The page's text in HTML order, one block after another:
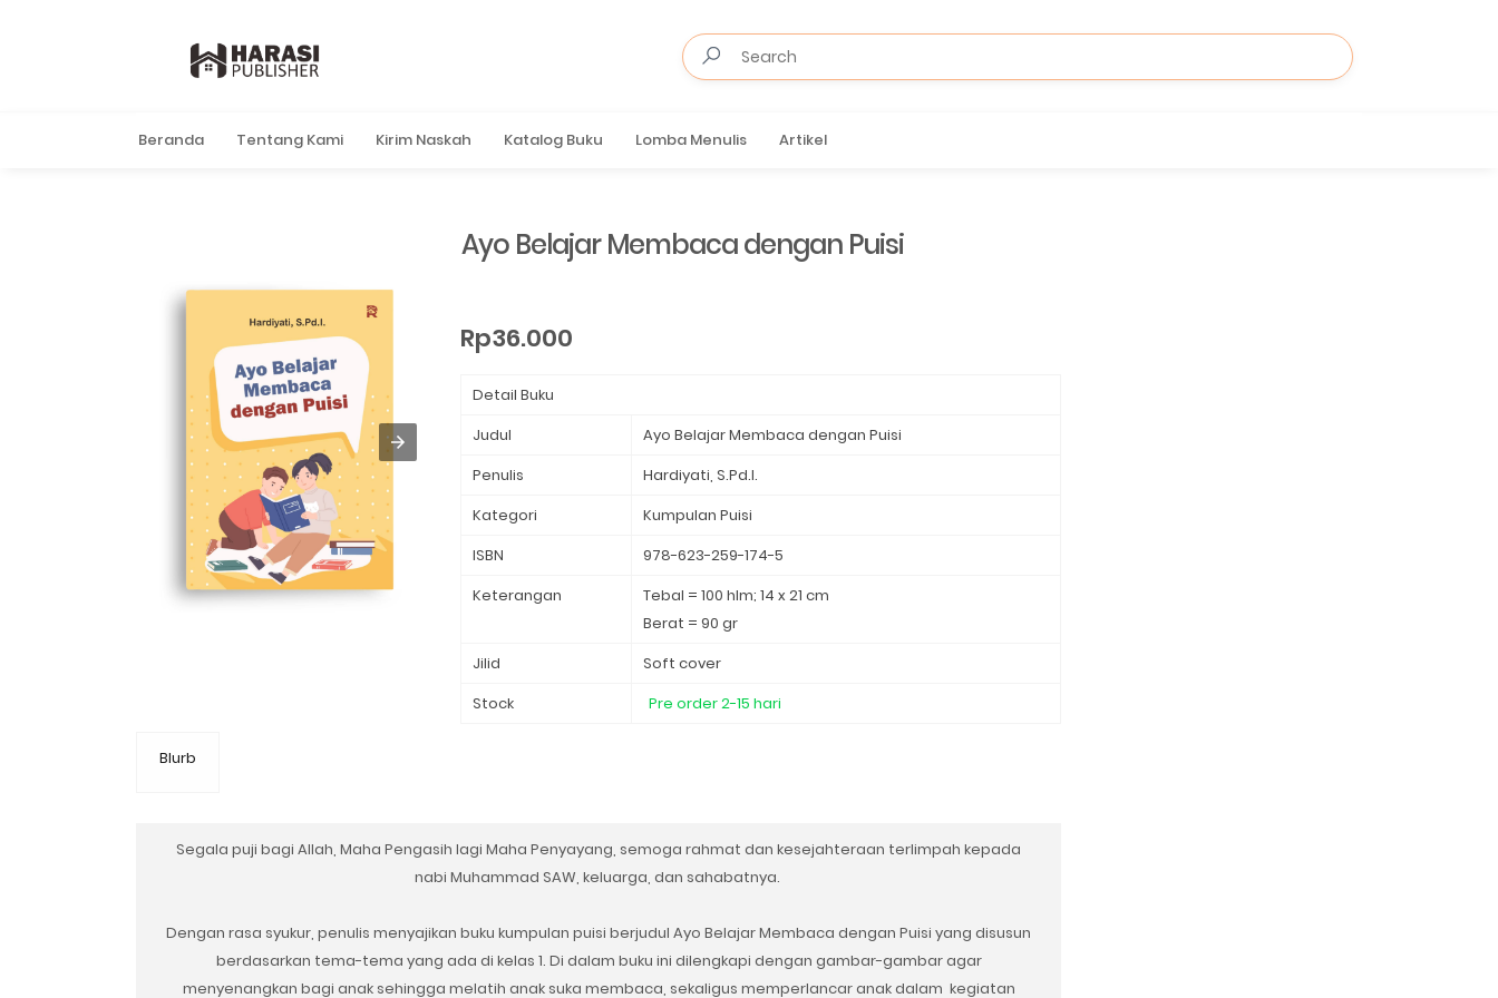
Beranda Tentang Kami Kirim Naskah Katalog Buku Lomba Menulis Artikel
Ayo Belajar Membaca dengan Puisi
Rp36.000
Detail Buku
Judul
Ayo Belajar Membaca dengan Puisi
Penulis
Hardiyati, S.Pd.I.
Kategori
Kumpulan Puisi
ISBN
978-623-259-174-5
Keterangan
Tebal = 100 hlm; 14 x 21 cm
Berat = 90 gr
Jilid
Soft cover
Stock
Pre order 2-15 hari
Blurb
Segala puji bagi Allah, Maha Pengasih lagi Maha Penyayang, semoga rahmat dan kesejahteraan terlimpah kepada
nabi Muhammad SAW, keluarga, dan sahabatnya.
Dengan rasa syukur, penulis menyajikan buku kumpulan puisi berjudul Ayo Belajar Membaca dengan Puisi yang disusun
berdasarkan tema-tema yang ada di kelas 1. Di dalam buku ini dilengkapi dengan gambar-gambar agar
menyenangkan bagi anak sehingga melatih anak suka membaca, sekaligus memperlancar anak dalam kegiatan